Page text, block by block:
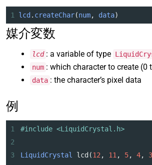
1 lcd . createChar(num, data)
媒介変数
lcd : a variable of type
num : which character to create (0
data : the character’s pixel data
例
1
#include <LiquidCrystal.h>
2
3
LiquidCrystal lcd (12 , 11 , 5, 4, 3